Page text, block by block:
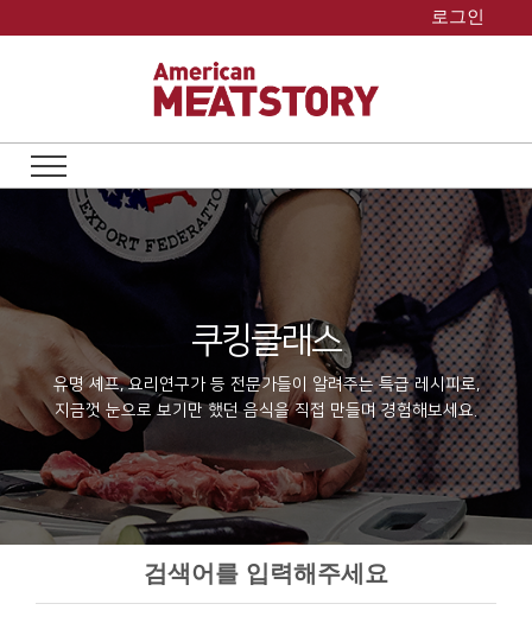
로그인
쿠킹클래스
유명 셰프, 요리연구가 등 전문가들이 알려주는 특급 레시피로,
지금껏 눈으로 보기만 했던 음식을 직접 만들며 경험해보세요.